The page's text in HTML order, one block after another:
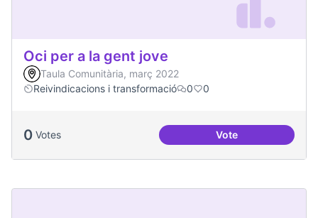
Oci per a la gent jove
Taula Comunitària, març 2022
Reivindicacions i transformació
0 0
0 Votes VoteOci per a la gent